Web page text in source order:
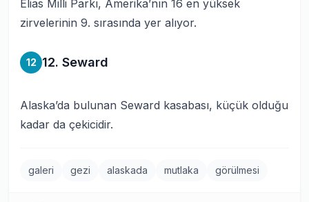
Elias Milli Parkı, Amerika’nın 16 en yüksek
zirvelerinin 9. sırasında yer alıyor.
12 12. Seward
Alaska’da bulunan Seward kasabası, küçük olduğu
kadar da çekicidir.
galeri gezi alaskada mutlaka görülmesi